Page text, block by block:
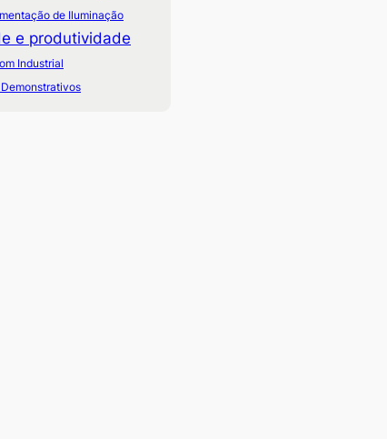
de Iluminação
e produtividade
Industrial